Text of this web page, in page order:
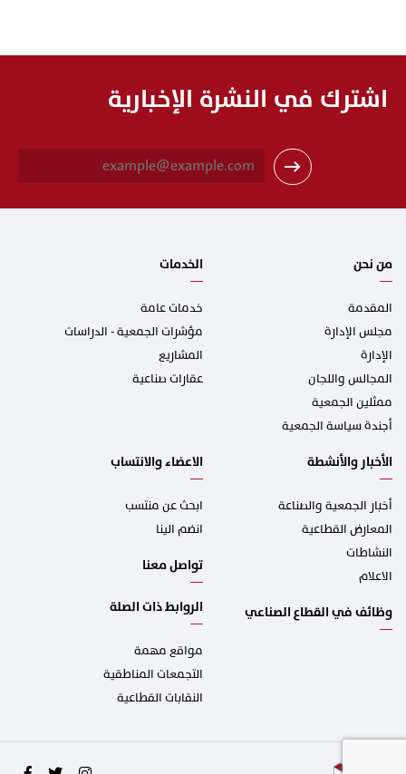
اشترك في النشرة الإخبارية
i
من نحن
المقدمة
مجلس الإدارة
الإدارة
المجالس واللجان
ممثلين الجمعية
أجندة سياسة الجمعية
الخدمات
خدمات عامة
مؤشرات الجمعية - الدراسات
المشاريع
عقارات صناعية
الأخبار والأنشطة
أخبار الجمعية والصناعة
المعارض القطاعية
النشاطات
الاعلام
وظائف في القطاع الصناعي
الاعضاء والانتساب
ابحث عن منتسب
انضم الينا
تواصل معنا
الروابط ذات الصلة
مواقع مهمة
التجمعات المناطقية
النقابات القطاعية